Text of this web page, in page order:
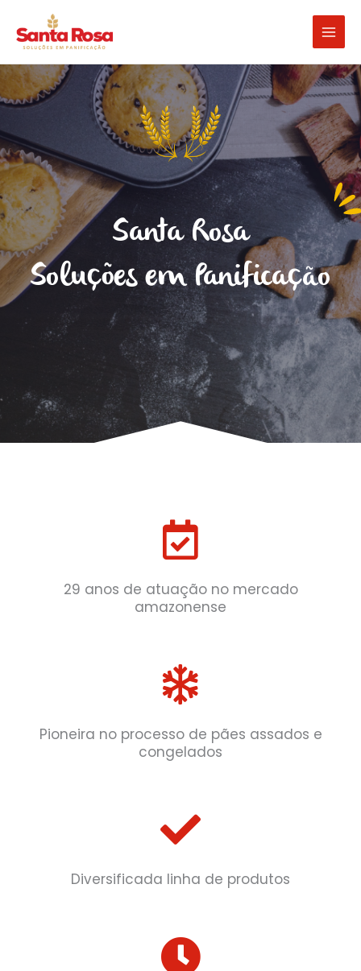
para
Main
Santa Rosa
Soluções em Panificação
29 anos de atuação no mercado
amazonense
Pioneira no processo de pães assados e
congelados
Diversificada linha de produtos